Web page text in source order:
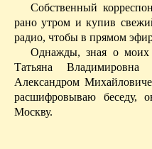
Собственный
рано утром и купив
радио, чтобы в прямом
Однажды, зная о моих
Татьяна
Александром
расшифровываю беседу,
Москву.